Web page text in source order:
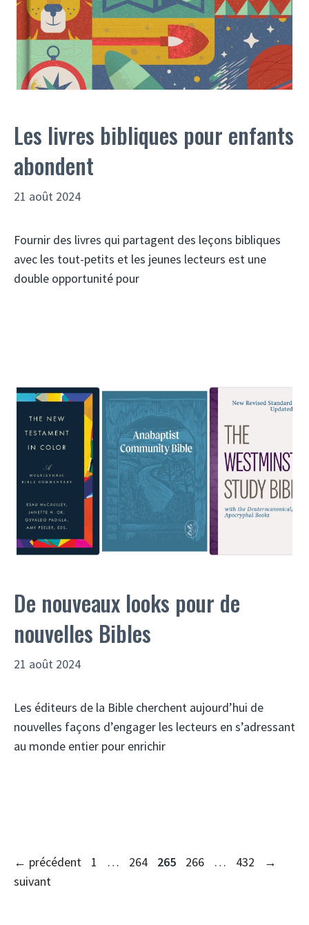
Les livres bibliques pour enfants
abondent
21 août 2024
Fournir des livres qui partagent des leçons bibliques
avec les tout-petits et les jeunes lecteurs est une
double opportunité pour
De nouveaux looks pour de
nouvelles Bibles
21 août 2024
Les éditeurs de la Bible cherchent aujourd’hui de
nouvelles façons d’engager les lecteurs en s’adressant
au monde entier pour enrichir
← précédent Page
1 … Page
264 Page
265 Page
266 … Page
432
→
suivant